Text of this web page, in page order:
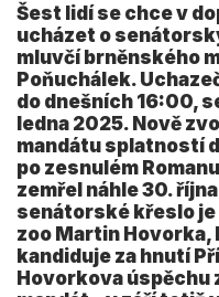
Šest lidí se chce v
ucházet o
mluvčí brněnského
Poňuchálek.
do dnešních 16:00,
ledna 2025. Nově
mandátu splatností
po zesnulém
zemřel náhle 30.
senátorské křeslo
zoo Martin
kandiduje za hnutí
Hovorkova úspěchu